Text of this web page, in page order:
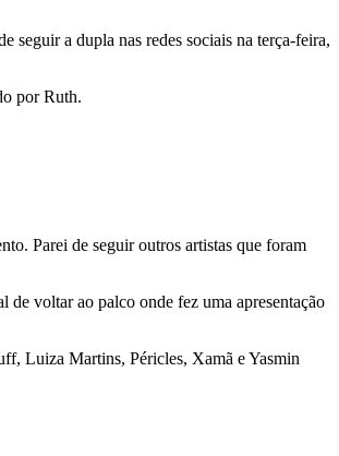
seguir a dupla nas redes sociais na terça-feira,
por Ruth.
Parei de seguir outros artistas que foram
voltar ao palco onde fez uma apresentação
Luiza Martins, Péricles, Xamã e Yasmin